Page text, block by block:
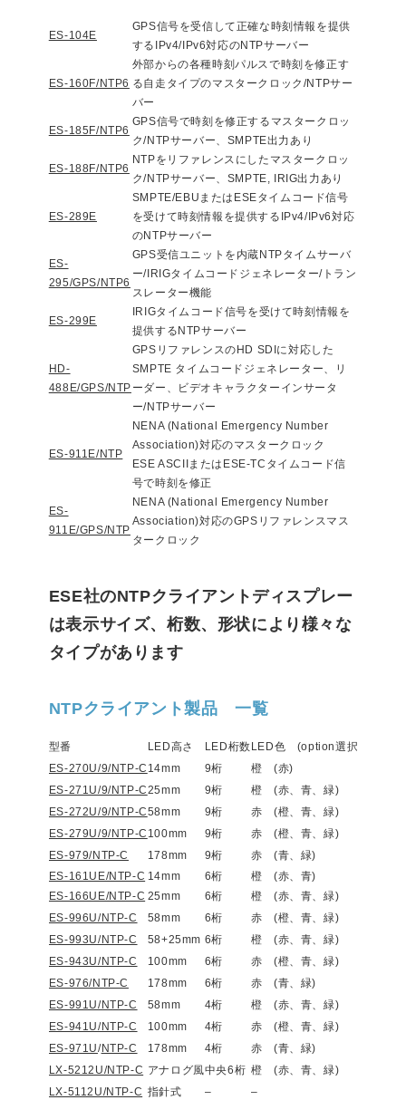
ES-104E
GPS信号を受信して正確な時刻情報を提供
するIPv4/IPv6対応のNTPサーバー
ES-160F/NTP6
外部からの各種時刻パルスで時刻を修正す
る自走タイプのマスタークロック/NTPサー
バー
ES-185F/NTP6
GPS信号で時刻を修正するマスタークロッ
ク/NTPサーバー、SMPTE出力あり
ES-188F/NTP6
NTPをリファレンスにしたマスタークロッ
ク/NTPサーバー、SMPTE, IRIG出力あり
ES-289E
SMPTE/EBUまたはESEタイムコード信号
を受けて時刻情報を提供するIPv4/IPv6対応
のNTPサーバー
ES-
295/GPS/NTP6
GPS受信ユニットを内蔵NTPタイムサーバ
ー/IRIGタイムコードジェネレーター/トラン
スレーター機能
ES-299E
IRIGタイムコード信号を受けて時刻情報を
提供するNTPサーバー
HD-
488E/GPS/NTP
GPSリファレンスのHD SDIに対応した
SMPTE タイムコードジェネレーター、リ
ーダー、ビデオキャラクターインサータ
ー/NTPサーバー
ES-911E/NTP
NENA (National Emergency Number
Association)対応のマスタークロック
ESE ASCIIまたはESE-TCタイムコード信
号で時刻を修正
ES-
911E/GPS/NTP
NENA (National Emergency Number
Association)対応のGPSリファレンスマス
タークロック
ESE社のNTPクライアントディスプレー
は表示サイズ、桁数、形状により様々な
タイプがあります
NTPクライアント製品 一覧
型番 LED高さ LED桁数 LED色 (option選択)
ES-270U/9/NTP-C 14mm 9桁 橙 (赤)
ES-271U/9/NTP-C25mm 9桁 橙 (赤、青、緑)
ES-272U/9/NTP-C58mm 9桁 赤 (橙、青、緑)
ES-279U/9/NTP-C 100mm 9桁 赤 (橙、青、緑)
ES-979/NTP-C
178mm 9桁 赤 (青、緑)
ES-161UE/NTP-C 14mm 6桁 橙 (赤、青)
ES-166UE/NTP-C 25mm 6桁 橙 (赤、青、緑)
ES-996U/NTP-C
58mm 6桁 赤 (橙、青、緑)
ES-993U/NTP-C
58+25mm 6桁 橙 (赤、青、緑)
ES-943U/NTP-C
100mm 6桁 赤 (橙、青、緑)
ES-976/NTP-C
178mm 6桁 赤 (青、緑)
ES-991U/NTP-C
58mm 4桁 橙 (赤、青、緑)
ES-941U/NTP-C
100mm 4桁 赤 (橙、青、緑)
ES-971U/NTP-C 178mm 4桁 赤 (青、緑)
LX-5212U/NTP-C アナログ風中央6桁 橙 (赤、青、緑)
LX-5112U/NTP-C 指針式 – –